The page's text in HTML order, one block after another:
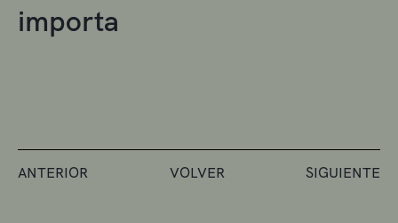
importa
ANTERIOR VOLVER SIGUIENTE